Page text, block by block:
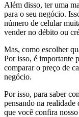
Além disso, ter uma
para o seu negócio.
número de celular
vender no débito ou
Mas, como escolher
Porisso, é importante
comparar o preço de
negócio.
Por isso, para saber
pensando na
que você confira